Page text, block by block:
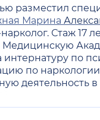
разместил
Марина
Стаж 17
Медицинскую
по
по
деятельность в